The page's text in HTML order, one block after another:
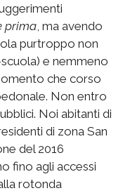
prima , ma avendo
purtroppo non
e nemmeno
che corso
Non entro
Noi abitanti di
di zona San
del 2016
fino agli accessi
rotonda